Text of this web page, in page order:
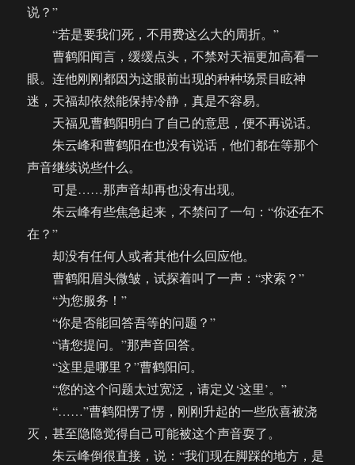
说？”
“若是要我们死，不用费这么大的周折。”
曹鹤阳闻言，缓缓点头，不禁对天福更加高看一
眼。连他刚刚都因为这眼前出现的种种场景目眩神
迷，天福却依然能保持冷静，真是不容易。
天福见曹鹤阳明白了自己的意思，便不再说话。
朱云峰和曹鹤阳在也没有说话，他们都在等那个
声音继续说些什么。
可是……那声音却再也没有出现。
朱云峰有些焦急起来，不禁问了一句：“你还在不
在？”
却没有任何人或者其他什么回应他。
曹鹤阳眉头微皱，试探着叫了一声：“求索？”
“为您服务！”
“你是否能回答吾等的问题？”
“请您提问。”那声音回答。
“这里是哪里？”曹鹤阳问。
“您的这个问题太过宽泛，请定义‘这里’。”
“……”曹鹤阳愣了愣，刚刚升起的一些欣喜被浇
灭，甚至隐隐觉得自己可能被这个声音耍了。
朱云峰倒很直接，说：“我们现在脚踩的地方，是